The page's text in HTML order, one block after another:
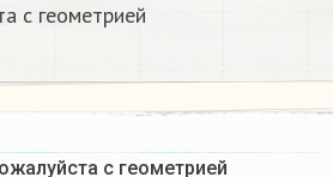
с геометрией
с геометрией